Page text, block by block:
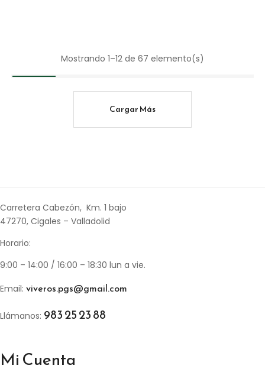
Mostrando 1–12 de 67 elemento(s)
Cargar Más
Carretera Cabezón, Km. 1 bajo
47270, Cigales – Valladolid
Horario:
9:00 – 14:00 / 16:00 – 18:30 lun a vie.
Email: viveros.pgs@gmail.com
Llámanos: 983 25 23 88
Mi Cuenta